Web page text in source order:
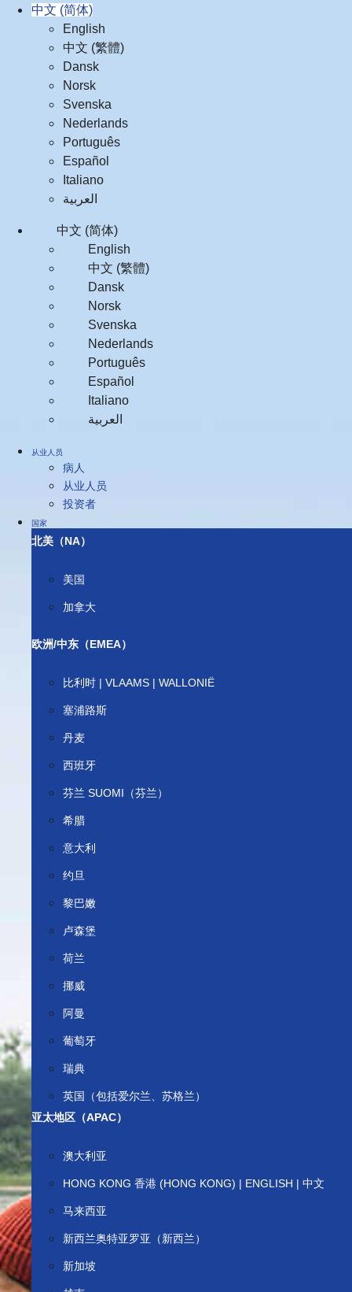
中文 (简体)
English
中文 (繁體)
Dansk
Norsk
Svenska
Nederlands
Português
Español
Italiano
العربية‏
中文 (简体)
English
中文 (繁體)
Dansk
Norsk
Svenska
Nederlands
Português
Español
Italiano
العربية‏
从业人员
病人
从业人员
投资者
国家
北美（NA）
美国
加拿大
欧洲/中东（EMEA）
比利时 | VLAAMS | WALLONIË
塞浦路斯
丹麦
西班牙
芬兰 SUOMI（芬兰）
希腊
意大利
约旦
黎巴嫩
卢森堡
荷兰
挪威
阿曼
葡萄牙
瑞典
英国（包括爱尔兰、苏格兰）
亚太地区（APAC）
澳大利亚
HONG KONG 香港 (HONG KONG) | ENGLISH | 中文
马来西亚
新西兰奥特亚罗亚（新西兰）
新加坡